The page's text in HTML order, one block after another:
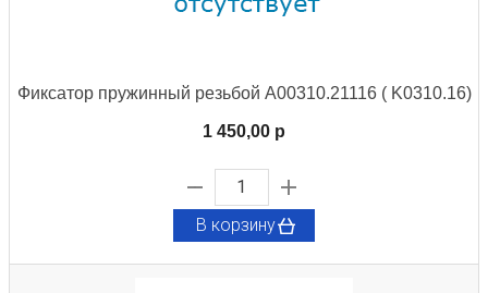
Фиксатор пружинный резьбой A00310.21116 ( K0310.16)
1 450,00 p
В корзину